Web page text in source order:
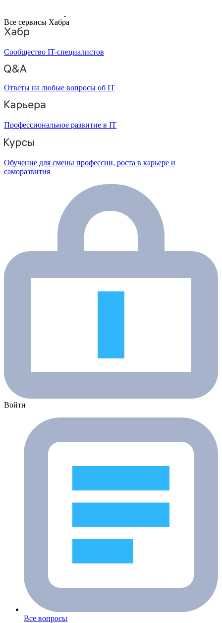
Все сервисы Хабра
Сообщество IT-специалистов
Ответы на любые вопросы об IT
Профессиональное развитие в IT
Обучение для смены профессии, роста в карьере и
саморазвития
Войти
Все вопросы